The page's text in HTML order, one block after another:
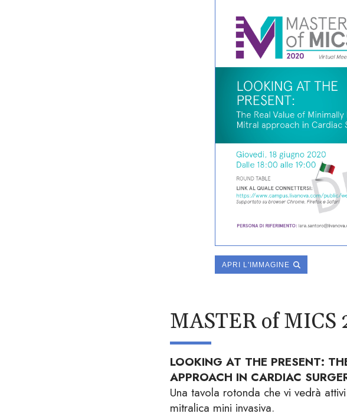
APRI L'IMMAGINE
MASTER of
LOOKING AT THE PRESENT:
APPROACH IN CARDIAC
Una tavola rotonda che vi vedrà
mitralica mini invasiva.